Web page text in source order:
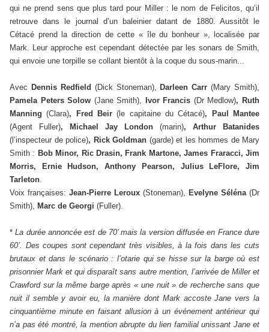
qui ne prend sens que plus tard pour Miller : le nom de Felicitos, qu’il
retrouve dans le journal d’un baleinier datant de 1880. Aussitôt le
Cétacé prend la direction de cette « île du bonheur », localisée par
Mark. Leur approche est cependant détectée par les sonars de Smith,
qui envoie une torpille se collant bientôt à la coque du sous-marin...
Avec Dennis Redfield (Dick Stoneman),Darleen Carr(Mary Smith),
Pamela Peters Solow (Jane Smith), Ivor Francis (Dr Medlow), Ruth
Manning(Clara), Fred Beir(le capitaine du Cétacé), Paul Mantee
(Agent Fuller), Michael Jay London (marin), Arthur Batanides
(l’inspecteur de police), Rick Goldman (garde) et les hommes de Mary
Smith : Bob Minor, Ric Drasin, Frank Martone, James Fraracci, Jim
Morris, Ernie Hudson, Anthony Pearson, Julius LeFlore, Jim
Tarleton
Voix françaises: Jean-Pierre Leroux (Stoneman), Evelyne Séléna (Dr
Smith), Marc de Georgi (Fuller).
*La durée annoncée est de 70’ mais la version diffusée en France dure
60’. Des coupes sont cependant très visibles, à la fois dans les cuts
brutaux et dans le scénario : l’otarie qui se hisse sur la barge où est
prisonnier Mark et qui disparaît sans autre mention, l’arrivée de Miller et
Crawford sur la même barge après « une nuit » de recherche sans que
nuit il semble y avoir eu, la manière dont Mark accoste Jane vers la
cinquantième minute en faisant allusion à un événement antérieur qui
n’a pas été montré, la mention abrupte du lien familial unissant Jane et